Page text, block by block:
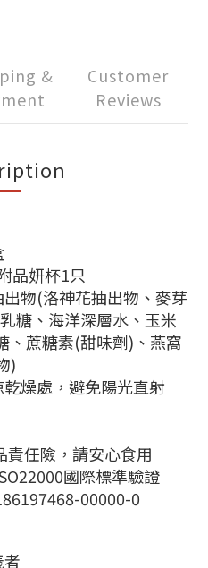
&
Customer
Reviews
品妍杯1只
物(洛神花抽出物、麥芽
糖、海洋深層水、玉米
、蔗糖素(甜味劑)、燕窩
)
燥處，避免陽光直射
任險，請安心食用
國際標準驗證
00000-0